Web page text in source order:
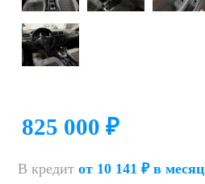
825 000 ₽
В кредит от 10 141 ₽ в месяц